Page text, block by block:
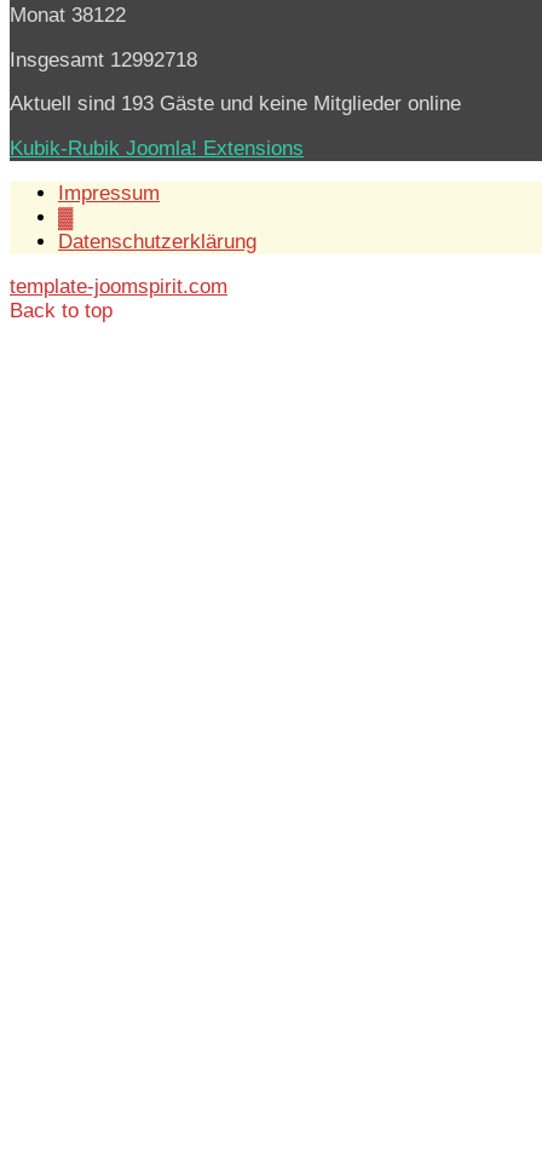
Monat 38122
Insgesamt 12992718
Aktuell sind 193 Gäste und keine Mitglieder online
Kubik-Rubik Joomla! Extensions
Impressum
▓
Datenschutzerklärung
template-joomspirit.com
Back to top